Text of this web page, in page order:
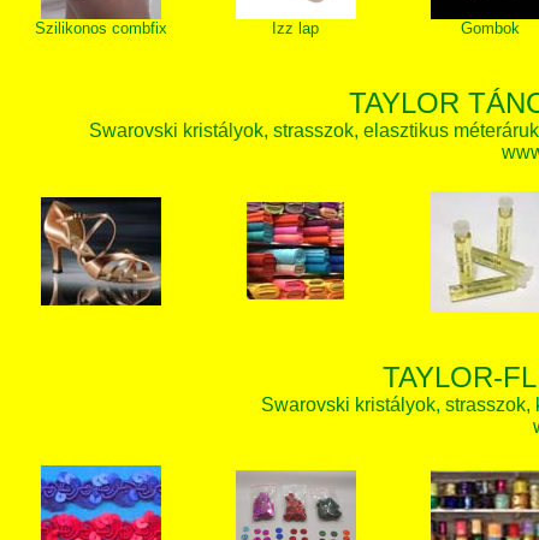
Szilikonos combfix Izz lap Gombok
TAYLOR
Swarovski kristályok, strasszok, elasztikus
TAYLOR-
Swarovski kristályok,